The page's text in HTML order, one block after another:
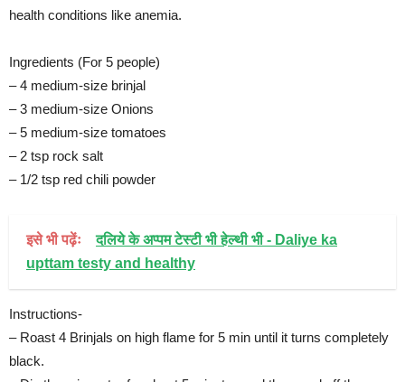
health conditions like anemia.
Ingredients (For 5 people)
– 4 medium-size brinjal
– 3 medium-size Onions
– 5 medium-size tomatoes
– 2 tsp rock salt
– 1/2 tsp red chili powder
इसे भी पढ़ेंः
दलिये के अप्पम टेस्टी भी हेल्थी भी - Daliye ka
upttam testy and healthy
Instructions-
– Roast 4 Brinjals on high flame for 5 min until it turns completely
black.